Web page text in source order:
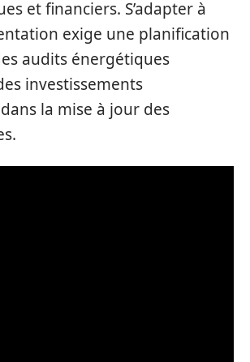
et financiers. S’adapter à
exige une planification
audits énergétiques
investissements
la mise à jour des